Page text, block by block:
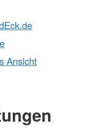
Ansicht